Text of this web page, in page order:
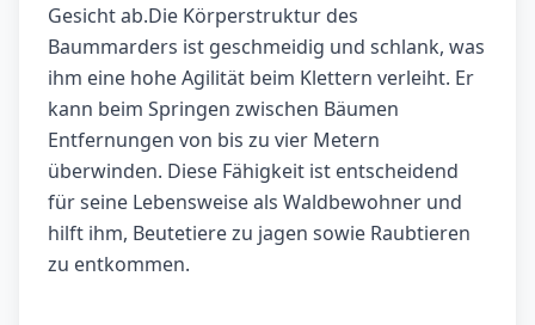
Gesicht ab.Die Körperstruktur des
Baummarders ist geschmeidig und schlank, was
ihm eine hohe Agilität beim Klettern verleiht. Er
kann beim Springen zwischen Bäumen
Entfernungen von bis zu vier Metern
überwinden. Diese Fähigkeit ist entscheidend
für seine Lebensweise als Waldbewohner und
hilft ihm, Beutetiere zu jagen sowie Raubtieren
zu entkommen.